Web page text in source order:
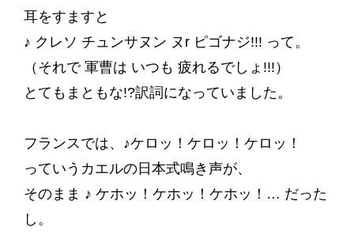
耳をすますと
♪ クレソ チュンサヌン ヌr ピゴナジ!!! って。
（それで 軍曹は いつも 疲れるでしょ!!!）
とてもまともな!?訳詞になっていました。
フランスでは、♪ケロッ！ケロッ！ケロッ！
っていうカエルの日本式鳴き声が、
そのまま ♪ ケホッ！ケホッ！ケホッ！… だった
し。